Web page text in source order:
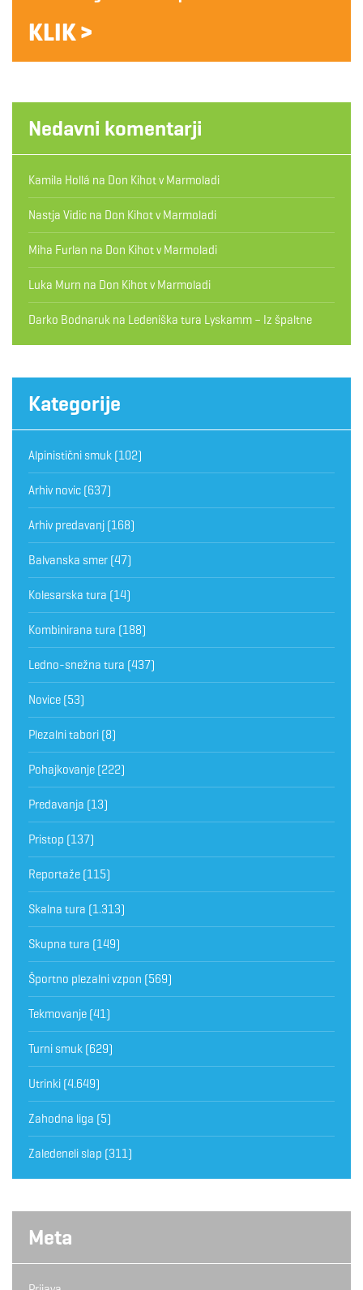
KLIK >
Nedavni komentarji
Kamila Hollá na Don Kihot v Marmoladi
Nastja Vidic na Don Kihot v Marmoladi
Miha Furlan na Don Kihot v Marmoladi
Luka Murn na Don Kihot v Marmoladi
Darko Bodnaruk na Ledeniška tura Lyskamm – Iz špaltne
Kategorije
Alpinistični smuk (102)
Arhiv novic (637)
Arhiv predavanj (168)
Balvanska smer (47)
Kolesarska tura (14)
Kombinirana tura (188)
Ledno-snežna tura (437)
Novice (53)
Plezalni tabori (8)
Pohajkovanje (222)
Predavanja (13)
Pristop (137)
Reportaže (115)
Skalna tura (1.313)
Skupna tura (149)
Športno plezalni vzpon (569)
Tekmovanje (41)
Turni smuk (629)
Utrinki (4.649)
Zahodna liga (5)
Zaledeneli slap (311)
Meta